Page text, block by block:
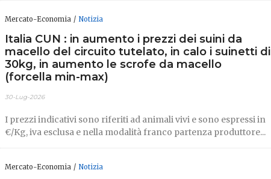
Mercato-Economia Notizia
Italia CUN : in aumento i prezzi dei suini da
macello del circuito tutelato, in calo i suinetti di
30kg, in aumento le scrofe da macello
(forcella min-max)
30-Lug-2026
I prezzi indicativi sono riferiti ad animali vivi e sono espressi in
€/Kg, iva esclusa e nella modalità franco partenza produttore...
Mercato-Economia Notizia